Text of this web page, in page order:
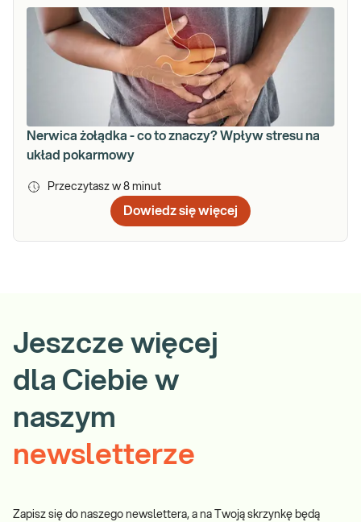
Nerwica żołądka - co to znaczy? Wpływ stresu na
układ pokarmowy
Przeczytasz w 8 minut
Dowiedz się więcej
Jeszcze więcej
dla Ciebie w
naszym
newsletterze
Zapisz się do naszego newslettera, a na Twoją skrzynkę będą